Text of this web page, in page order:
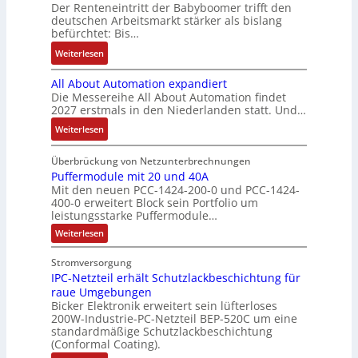
u
n
g
M
o
m
e
n
t
a
u
f
n
a
h
m
e
,
g
p
r
ä
g
t
d
c
C
N
C
-
S
y
s
t
e
m
e
f
t
s
f
h
r
e
r
u
m
V
o
r
s
a
n
d
d
e
s
Q
2
-
E
r
g
e
b
n
i
s
s
e
b
e
s
ä
t
i
g
e
n
e
b
s
-
u
n
d
M
a
r
k
e
t
i
n
g
e
i
t
e
r
b
b
r
a
u
c
h
t
S
t
r
u
k
t
u
r
Der Renteneintritt der Babyboomer trifft den
deutschen Arbeitsmarkt stärker als bislang
befürchtet: Bis…
Weiterlesen:
B
i
s
2
0
3
6
f
e
h
l
e
n
4
,
3
M
i
l
All About Automation expandiert
Die Messereihe All About Automation findet
2027 erstmals in den Niederlanden statt. Und…
Weiterlesen:
A
l
l
A
b
o
u
t
A
u
t
o
m
a
Überbrückung von Netzunterbrechnungen
Puffermodule mit 20 und 40A
Mit den neuen PCC-1424-200-0 und PCC-1424-
400-0 erweitert Block sein Portfolio um
leistungsstarke Puffermodule…
Weiterlesen:
P
f
f
e
r
m
o
d
u
l
Stromversorgung
IPC-Netzteil erhält Schutzlackbeschichtung für
raue Umgebungen
Bicker Elektronik erweitert sein lüfterloses
200W-Industrie-PC-Netzteil BEP-520C um eine
standardmäßige Schutzlackbeschichtung
(Conformal Coating).